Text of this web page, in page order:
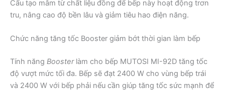
Cấu tạo mâm từ chất liệu đồng để bếp này hoạt động trơn
tru, nâng cao độ bền lâu và giảm tiêu hao điện năng.
Chức năng tăng tốc Booster giảm bớt thời gian làm bếp
Tính năng Boosterlàm cho bếp MUTOSI MI-92D tăng tốc
độ vượt mức tối đa. Bếp sẽ đạt 2400 W cho vùng bếp trái
và 2400 W với bếp phải nếu cần giúp tăng tốc sức mạnh để